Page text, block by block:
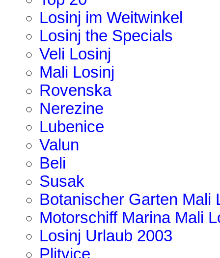
Losinj im Weitwinkel
Losinj the Specials
Veli Losinj
Mali Losinj
Rovenska
Nerezine
Lubenice
Valun
Beli
Susak
Botanischer Garten Mali
Motorschiff Marina Mali
Losinj Urlaub 2003
Plitvice